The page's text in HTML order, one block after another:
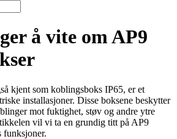
å vite om AP9
kjent som koblingsboks IP65, er et
installasjoner. Disse boksene beskytter
mot fuktighet, støv og andre ytre
vil vi ta en grundig titt på AP9
funksjoner.